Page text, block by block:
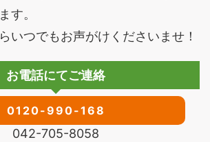
す。
いつでもお声がけくださいませ！
お電話にてご連絡
0120-990-168
042-705-8058